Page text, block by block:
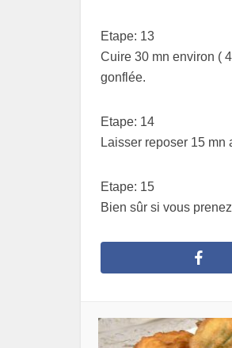
Etape: 13
Cuire 30 mn environ (
gonflée.
Etape: 14
Laisser reposer 15
Etape: 15
Bien sûr si vous